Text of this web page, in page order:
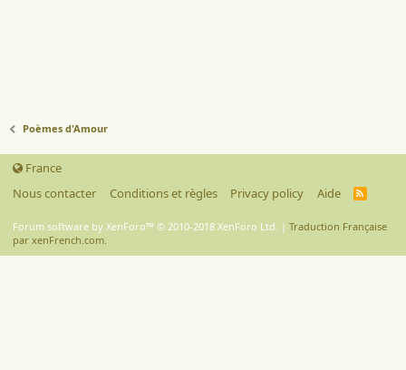
Poèmes d'Amour
France
Nous contacter
Conditions et règles Privacy policy Aide
R
S
Forum software by XenForo™ © 2010-2018 XenForo Ltd. | Traduction Française
par xenFrench.com.